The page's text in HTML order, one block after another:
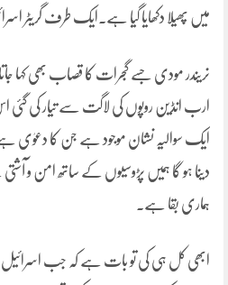
میں پھیلا دکھایا گیا ہے۔ایک طرف گریٹر
ارب انڈین روپوں کی لاگت سے تیار کی
ایک سوالیہ نشان موجود ہے جن کا دعوٰی
دینا ہو گا ہمیں پڑوسیوں کے ساتھ امن و
ہماری بقا ہے۔
ابھی کل ہی کی تو بات ہے کہ جب اسرائیل